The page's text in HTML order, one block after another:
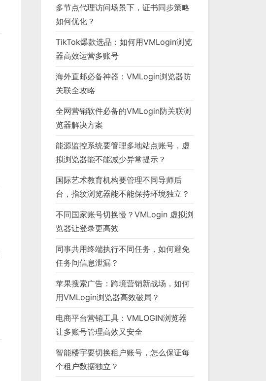
多节点代理访问场景下，证书同步策略
如何优化？
TikTok爆款选品：如何用VMLogin浏览
器高效运营多账号
海外直邮必备神器：VMLogin浏览器防
关联全攻略
全网营销软件必备的VMLogin防关联浏
览器解决方案
能源监控系统要管理多地站点账号，虚
拟浏览器能不能减少异常提示？
国际艺术教育机构要管理不同导师后
台，指纹浏览器能不能保持环境独立？
不同国家账号切换慢？VMLogin 虚拟浏
览器让登录更高效
同事共用终端执行不同任务，如何避免
任务间信息泄漏？
苹果搜索广告：跨境营销新战场，如何
用VMLogin浏览器高效破局？
电商平台营销工具：VMLOGIN浏览器
让多账号管理高效又安全
智能楼宇要切换租户账号，怎么保证每
个租户数据独立？